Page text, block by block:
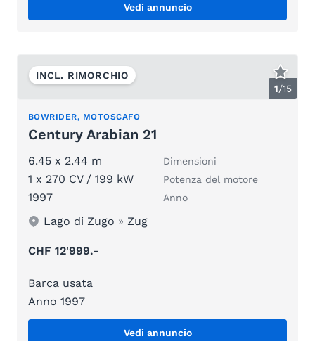
Vedi annuncio
1/15
INCL. RIMORCHIO
BOWRIDER, MOTOSCAFO
Century Arabian 21
6.45 x 2.44 m Dimensioni
1 x 270 CV / 199 kW Potenza del motore
1997 Anno
Lago di Zugo » Zug
CHF 12'999.-
Barca usata
Anno 1997
Vedi annuncio